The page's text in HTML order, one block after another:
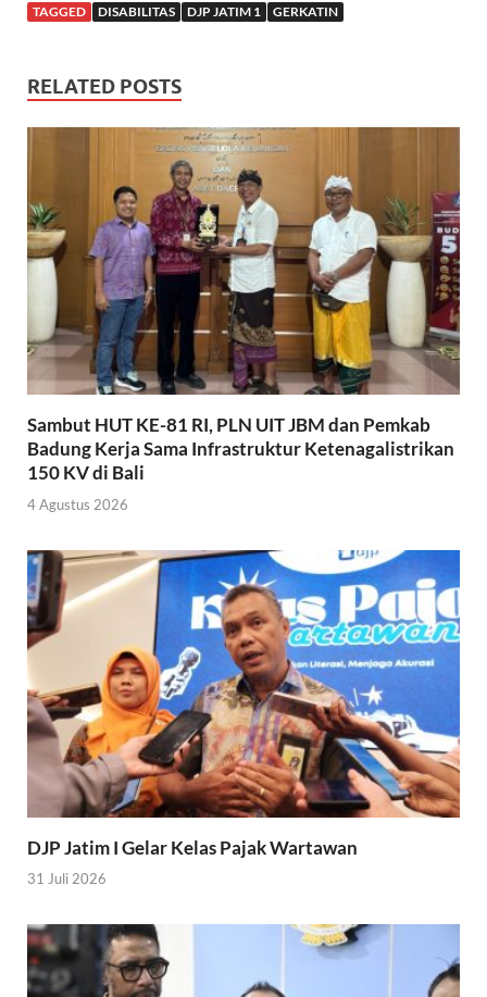
TAGGED DISABILITAS DJP JATIM 1 GERKATIN
RELATED POSTS
Sambut HUT KE-81 RI, PLN UIT JBM dan Pemkab
Badung Kerja Sama Infrastruktur Ketenagalistrikan
150 KV di Bali
4 Agustus 2026
DJP Jatim I Gelar Kelas Pajak Wartawan
31 Juli 2026